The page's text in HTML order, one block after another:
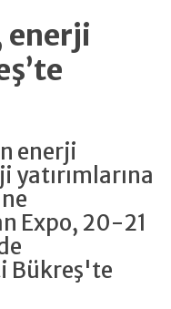
enerji
enerji
Expo, 20-21
Bükreş'te